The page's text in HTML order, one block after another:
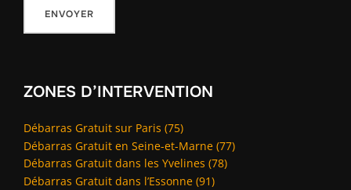
ZONES D’INTERVENTION
Débarras Gratuit sur Paris (75)
Débarras Gratuit en Seine-et-Marne (77)
Débarras Gratuit dans les Yvelines (78)
Débarras Gratuit dans l’Essonne (91)